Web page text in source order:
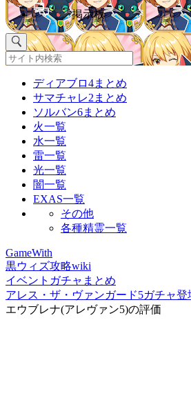
掲示板
ディアブロ4まとめ
サマチャレ2まとめ
ソルバン6まとめ
火一覧
水一覧
雷一覧
光一覧
闇一覧
EXAS一覧
その他
各種精霊一覧
GameWith
黒ウィズ攻略wiki
イベントガチャまとめ
アレス・ザ・ヴァンガード5ガチャ登
エウブレナ(アレヴァン5)の評価